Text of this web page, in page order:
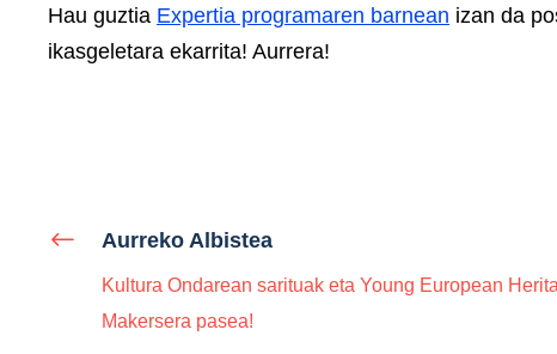
Hau guztia Expertia programaren barnean izan da
ikasgeletara ekarrita! Aurrera!
Aurreko Albistea
Kultura Ondarean sarituak eta Young European
Makersera pasea!